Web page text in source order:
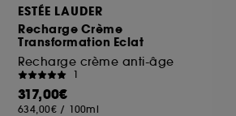
ESTÉE LAUDER
Recharge Crème
Transformation Eclat
Recharge crème anti-âge
1
317,00€
634,00€ / 100ml